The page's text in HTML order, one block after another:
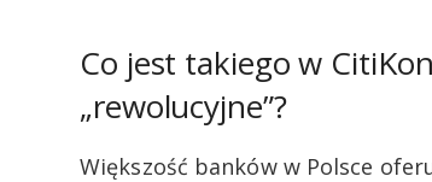
Co jest takiego w
„rewolucyjne”?
Większość banków w Polsce